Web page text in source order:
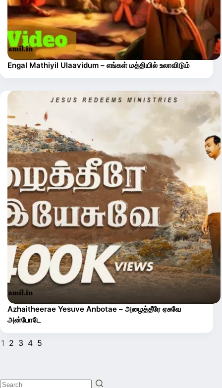
Engal Mathiyil Ulaavidum – எங்கள் மத்தியில் உலாவிடும்
Azhaitheerae Yesuve Anbotae – அழைத்தீரே ஏசுவே
அன்போடே
1 2 3 4 5